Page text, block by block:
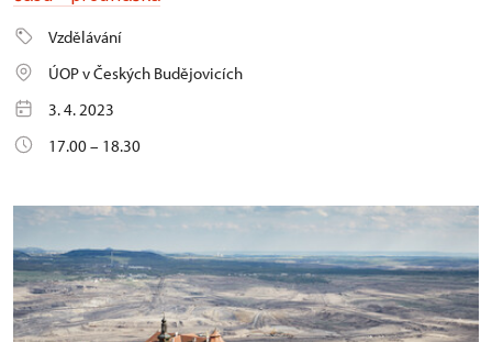
Vzdělávání
ÚOP v Českých Budějovicích
3. 4. 2023
17.00 – 18.30